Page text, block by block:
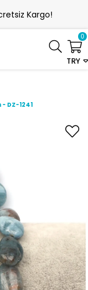
Kargo!
TRY
0
DZ-1241